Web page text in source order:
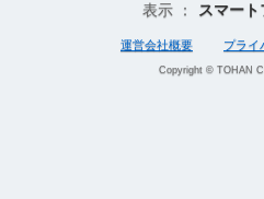
表示 ： スマート
運営会社概要 プライ
Copyright © TOHAN